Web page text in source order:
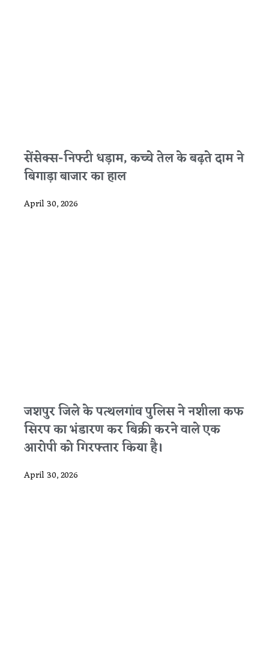
सेंसेक्स-निफ्टी धड़ाम, कच्चे तेल के बढ़ते दाम ने
बिगाड़ा बाजार का हाल
April 30, 2026
जशपुर जिले के पत्थलगांव पुलिस ने नशीला कफ
सिरप का भंडारण कर बिक्री करने वाले एक
आरोपी को गिरफ्तार किया है।
April 30, 2026